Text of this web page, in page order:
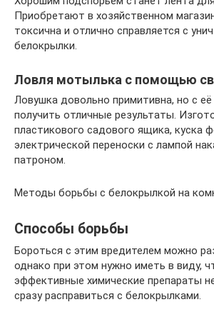
Приобретают в хозяйственном
токсична и отлично справляется с
белокрылки.
Ловля мотылька с помощью
Ловушка довольно примитивна, но с
получить отличные результаты.
пластикового садового ящика, куска
электрической переноски с лампой
патроном.
Методы борьбы с белокрылкой на
Способы борьбы
Бороться с этим вредителем можно
однако при этом нужно иметь в виду,
эффективные химические препараты
сразу расправиться с белокрылками.